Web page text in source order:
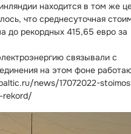
находится в том же
что среднесуточная
до рекордных 415,65 евро за
связывали с
на этом фоне
news/17072022-
rekord/